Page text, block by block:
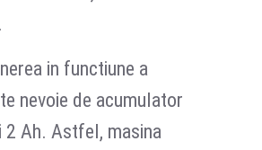
in functiune a
nevoie de acumulator
2 Ah. Astfel, masina